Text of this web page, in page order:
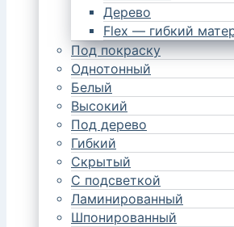
Дерево
Flex — гибкий
Под покраску
Однотонный
Белый
Высокий
Под дерево
Гибкий
Скрытый
С подсветкой
Ламинированный
Шпонированный